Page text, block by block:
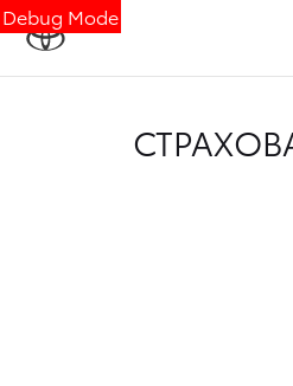
Debug Mode